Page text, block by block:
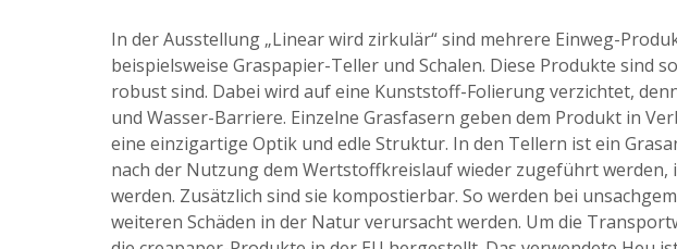
In der Ausstellung „Linear wird zirkulär“ sind mehrere Einweg-
beispielsweise Graspapier-Teller und Schalen. Diese Produkte sind
robust sind. Dabei wird auf eine Kunststoff-Folierung verzichtet,
und Wasser-Barriere. Einzelne Grasfasern geben dem Produkt in
eine einzigartige Optik und edle Struktur. In den Tellern ist ein
nach der Nutzung dem Wertstoffkreislauf wieder zugeführt
werden. Zusätzlich sind sie kompostierbar. So werden bei
weiteren Schäden in der Natur verursacht werden. Um die